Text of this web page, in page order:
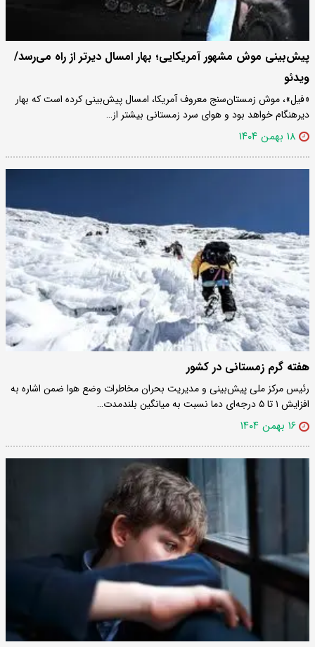
پیش‌بینی موش مشهور آمریکایی؛ بهار امسال دیرتر از راه می‌رسد/
ویدئو
«فیل»، موش زمستان‌سنج معروف آمریکا، امسال پیش‌بینی کرده است که بهار
دیرهنگام خواهد بود و هوای سرد زمستانی بیشتر از…
۱۸ بهمن ۱۴۰۴
هفته گرم زمستانی در کشور
رئیس مرکز ملی پیش‌بینی و مدیریت بحران مخاطرات وضع هوا ضمن اشاره به
افزایش ۱ تا ۵ درجه‌ای دما نسبت به میانگین بلندمدت…
۱۶ بهمن ۱۴۰۴